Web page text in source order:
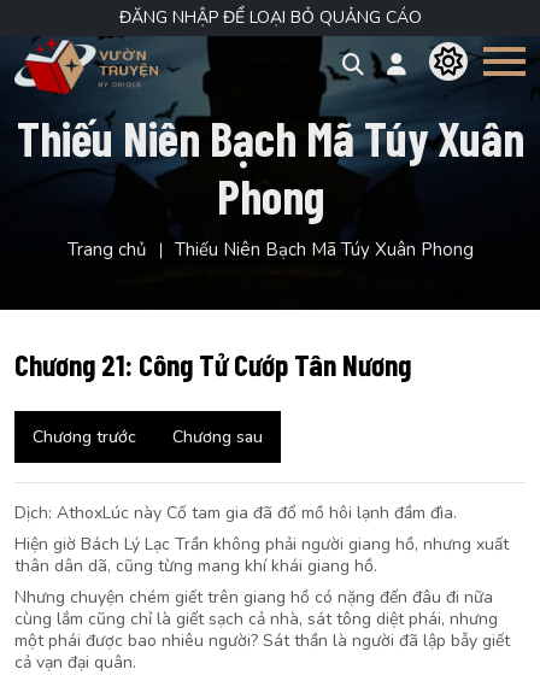
ĐĂNG NHẬP ĐỂ LOẠI BỎ QUẢNG CÁO
Thiếu Niên Bạch Mã Túy Xuân
Phong
Trang chủ Thiếu Niên Bạch Mã Túy Xuân Phong
Chương 21: Công Tử Cướp Tân Nương
Chương trước Chương sau
Dịch: AthoxLúc này Cố tam gia đã đổ mồ hôi lạnh đầm đìa.
Hiện giờ Bách Lý Lạc Trần không phải người giang hồ, nhưng xuất
thân dân dã, cũng từng mang khí khái giang hồ.
Nhưng chuyện chém giết trên giang hồ có nặng đến đâu đi nữa
cùng lắm cũng chỉ là giết sạch cả nhà, sát tông diệt phái, nhưng
một phái được bao nhiêu người? Sát thần là người đã lập bẫy giết
cả vạn đại quân.